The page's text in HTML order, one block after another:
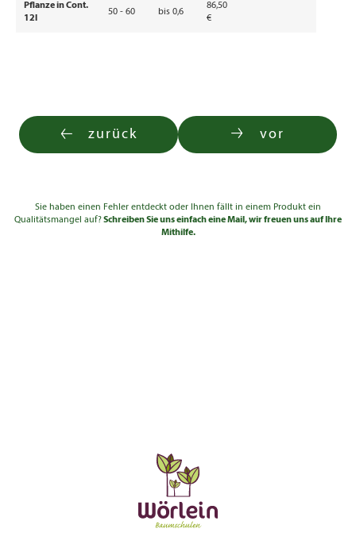
Pflanze in Cont.
12l
50 - 60 bis 0,6
86,50
€
zurück vor
Sie haben einen Fehler entdeckt oder Ihnen fällt in einem Produkt ein
Qualitätsmangel auf?Schreiben Sie uns einfach eine Mail, wir freuen uns auf Ihre
Mithilfe.